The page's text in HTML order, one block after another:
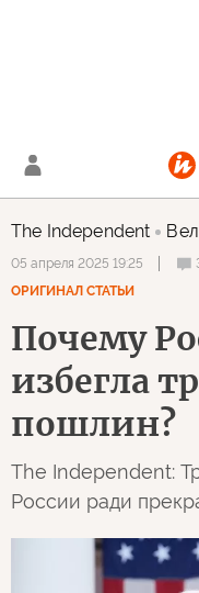
The Independent
05 апреля 2025 19:25
ОРИГИНАЛ СТАТЬИ
Почему
избегла
пошлин?
The Independent:
России ради